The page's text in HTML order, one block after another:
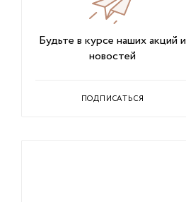
Будьте в курсе наших акций и
новостей
ПОДПИСАТЬСЯ